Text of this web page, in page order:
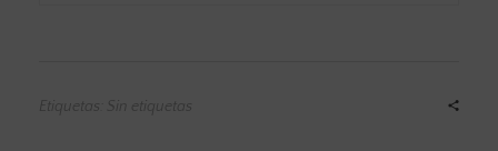
Etiquetas: Sin etiquetas